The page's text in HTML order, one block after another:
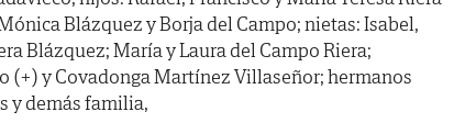
Blázquez y Borja del Campo; nietas: Isabel,
Blázquez; María y Laura del Campo Riera;
(+) y Covadonga Martínez Villaseñor; hermanos
y demás familia,